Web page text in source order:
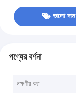
ভালো দাম
পণ্যের বর্ণনা
লক্ষণীয় করা